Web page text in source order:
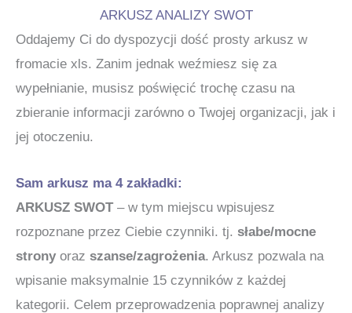
ARKUSZ ANALIZY SWOT
Oddajemy Ci do dyspozycji dość prosty arkusz w
fromacie xls. Zanim jednak weźmiesz się za
wypełnianie, musisz poświęcić trochę czasu na
zbieranie informacji zarówno o Twojej organizacji, jak i
jej otoczeniu.
Sam arkusz ma 4 zakładki:
ARKUSZ SWOT– w tym miejscu wpisujesz
rozpoznane przez Ciebie czynniki. tj. słabe/mocne
strony oraz szanse/zagrożenia. Arkusz pozwala na
wpisanie maksymalnie 15 czynników z każdej
kategorii. Celem przeprowadzenia poprawnej analizy